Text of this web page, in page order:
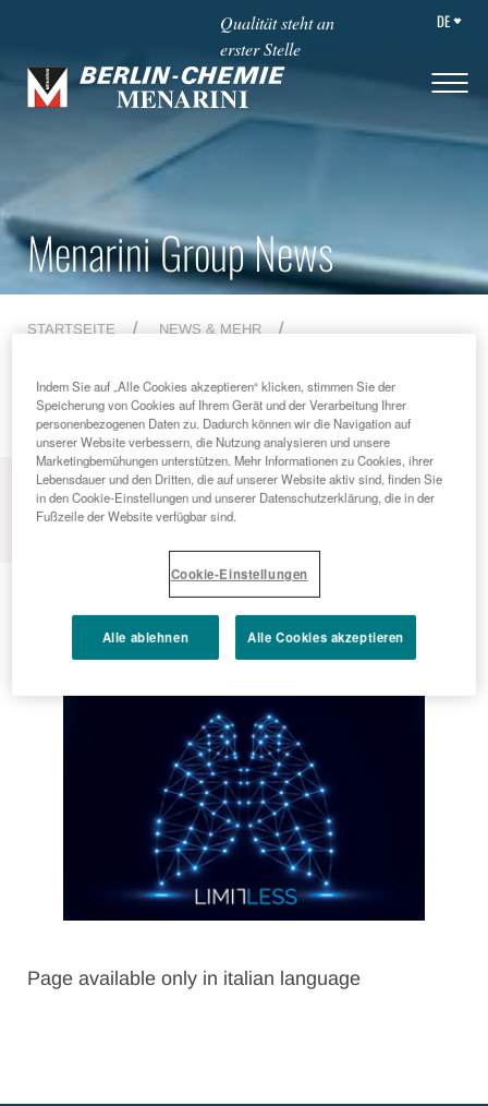
Qualität steht an
erster Stelle
DE
Menarini Group News
STARTSEITE
NEWS & MEHR
LIMITLESS - PRESS RELEASE
MENU
LimitLess - Press Release
Page available only in italian language
Indem Sie auf „Alle Cookies akzeptieren“ klicken, stimmen Sie der
Speicherung von Cookies auf Ihrem Gerät und der Verarbeitung Ihrer
personenbezogenen Daten zu. Dadurch können wir die Navigation auf
unserer Website verbessern, die Nutzung analysieren und unsere
Marketingbemühungen unterstützen. Mehr Informationen zu Cookies, ihrer
Lebensdauer und den Dritten, die auf unserer Website aktiv sind, finden Sie
in den Cookie-Einstellungen und unserer Datenschutzerklärung, die in der
Fußzeile der Website verfügbar sind.
Cookie-Einstellungen
Alle ablehnen Alle Cookies akzeptieren